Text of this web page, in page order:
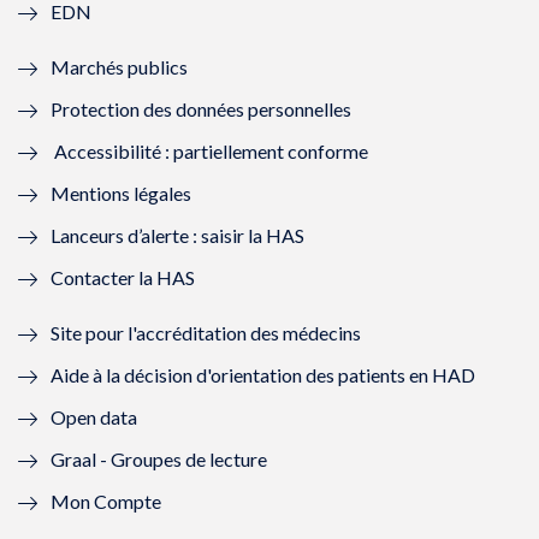
n
ê
t
r
e
)
n
ê
r
)
ê
t
e
ê
)
EDN
Marchés publics
Protection des données personnelles
Accessibilité : partiellement conforme
Mentions légales
Lanceurs d’alerte : saisir la HAS
Contacter la HAS
Site pour l'accréditation des médecins
Aide à la décision d'orientation des patients en HAD
Open data
Graal - Groupes de lecture
Mon Compte